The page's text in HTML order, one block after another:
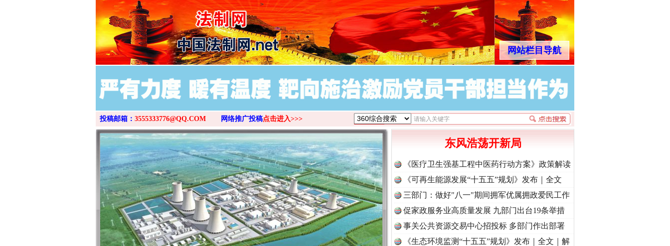
>
网站栏目导航
投稿邮箱： 3555333776@QQ.COM 网络推广投稿点击进入>>>
东风浩荡开新局
《医疗卫生强基工程中医药行动方案》政策解读
《可再生能源发展“十五五”规划》发布｜全文
三部门：做好"八一"期间拥军优属拥政爱民工作
促家政服务业高质量发展 九部门出台19条举措
事关公共资源交易中心招投标 多部门作出部署
《生态环境监测“十五五”规划》发布｜全文｜解